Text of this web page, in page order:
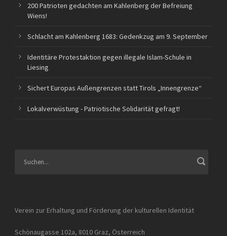
200 Patrioten gedachten am Kahlenberg der Befreiung
Wiens!
Schlacht am Kahlenberg 1683: Gedenkzug am 9. September
Identitäre Protestaktion gegen illegale Islam-Schule in
Liesing
Sichert Europas Außengrenzen statt Tirols „Innengrenze“
Lokalverwüstung - Patriotische Solidarität gefragt!
Verein zur Erhaltung und Förderung der kulturellen Identität
Schönaugasse 102a, 8010 Graz, Österreich